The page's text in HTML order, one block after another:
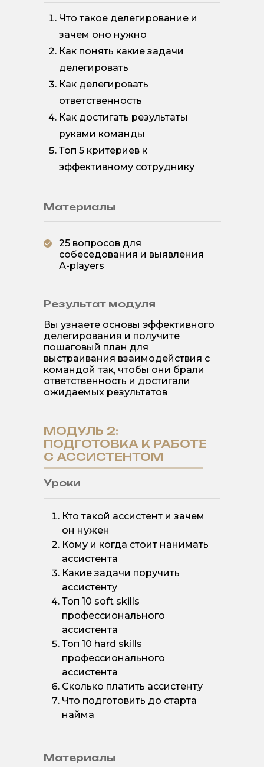
Материалы
Результат модуля
Вы узнаете основы эффективного
делегирования и получите
пошаговый план для
выстраивания взаимодействия с
командой так, чтобы они брали
ответственность и достигали
ожидаемых результатов
Что такое делегирование и
зачем оно нужно
Как понять какие задачи
делегировать
Как делегировать
ответственность
Как достигать результаты
руками команды
Топ 5 критериев к
эффективному сотруднику
25 вопросов для
собеседования и выявления
А-players
Материалы
Уроки
МОДУЛЬ 2:
ПОДГОТОВКА К РАБОТЕ
С АССИСТЕНТОМ
Кто такой ассистент и зачем
он нужен
Кому и когда стоит нанимать
ассистента
Какие задачи поручить
ассистенту
Топ 10 soft skills
профессионального
ассистента
Топ 10 hard skills
профессионального
ассистента
Сколько платить ассистенту
Что подготовить до старта
найма